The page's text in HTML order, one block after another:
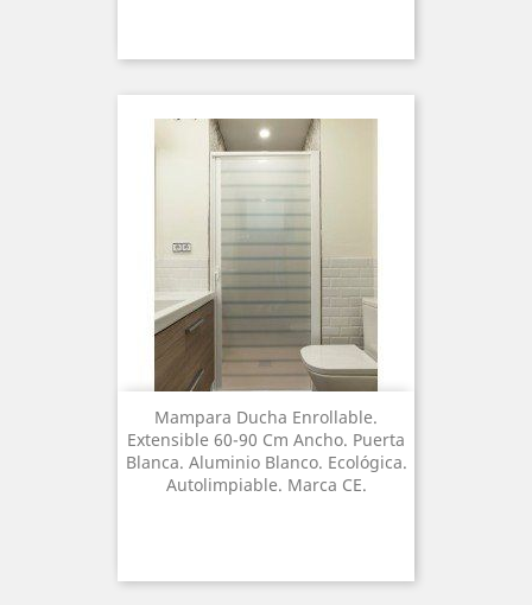
Mampara Ducha Enrollable.
Extensible 60-90 Cm Ancho. Puerta
Blanca. Aluminio Blanco. Ecológica.
Autolimpiable. Marca CE.